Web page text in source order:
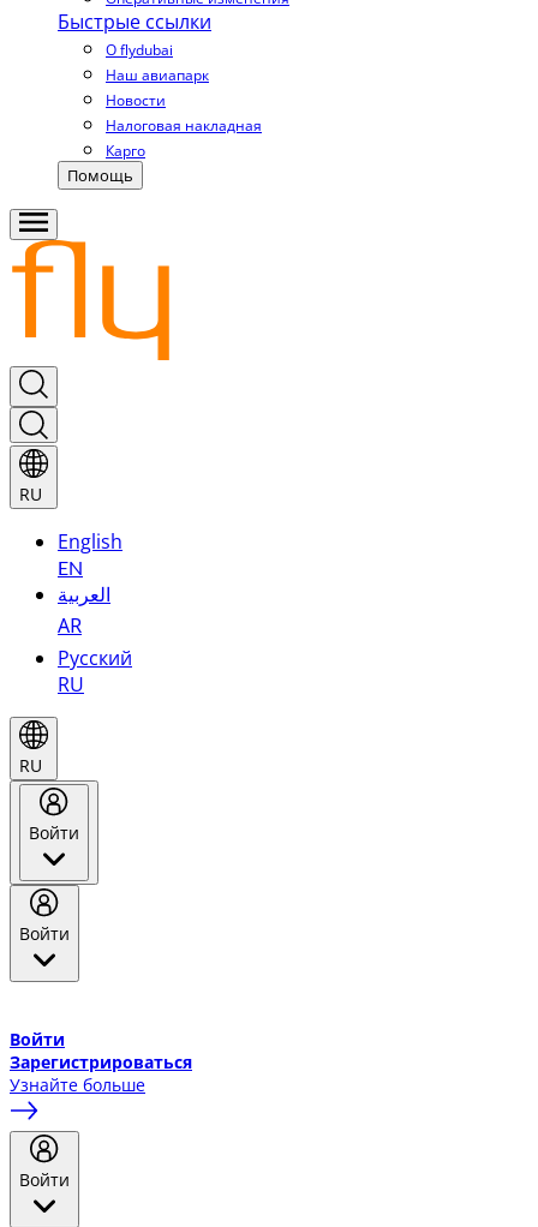
Быстрые ссылки
О flydubai
Наш авиапарк
Новости
Налоговая накладная
Карго
Помощь
RU
English
EN
العربية
AR
Русский
RU
RU
Войти
Войти
Войти
Зарегистрироваться
Узнайте больше
Войти